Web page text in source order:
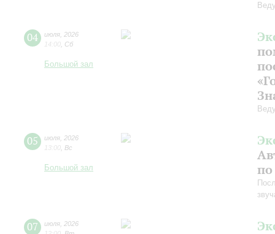
04 июля 2026
14:00 Сб
Большой зал
05 июля 2026
13:00 Вс
Большой зал
по
07 июля 2026